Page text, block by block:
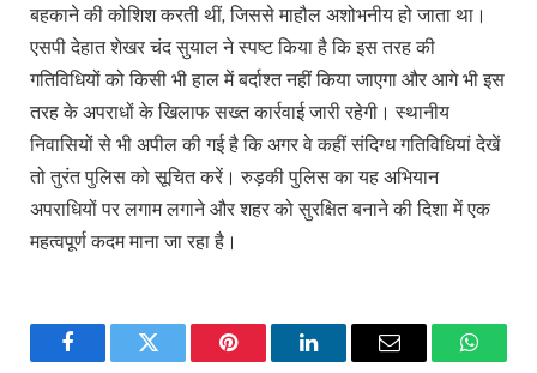
बहकाने की कोशिश करती थीं, जिससे माहौल अशोभनीय हो जाता था।
एसपी देहात शेखर चंद सुयाल ने स्पष्ट किया है कि इस तरह की
गतिविधियों को किसी भी हाल में बर्दाश्त नहीं किया जाएगा और आगे भी इस
तरह के अपराधों के खिलाफ सख्त कार्रवाई जारी रहेगी। स्थानीय
निवासियों से भी अपील की गई है कि अगर वे कहीं संदिग्ध गतिविधियां देखें
तो तुरंत पुलिस को सूचित करें। रुड़की पुलिस का यह अभियान
अपराधियों पर लगाम लगाने और शहर को सुरक्षित बनाने की दिशा में एक
महत्वपूर्ण कदम माना जा रहा है।
FacebookTwitter Pinterest LinkedInEmail